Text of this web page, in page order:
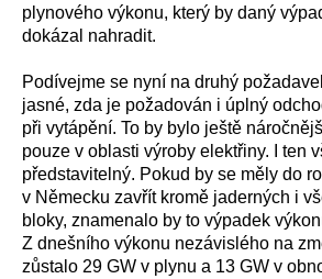
plynového výkonu, který by daný
dokázal nahradit.
Podívejme se nyní na druhý
jasné, zda je požadován i úplný
při vytápění. To by bylo ještě
pouze v oblasti výroby elektřiny. I ten
představitelný. Pokud by se měly do
v Německu zavřít kromě jaderných i
bloky, znamenalo by to výpadek
Z dnešního výkonu nezávislého na
zůstalo 29 GW v plynu a 13 GW v